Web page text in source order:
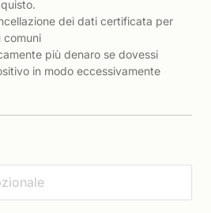
dei dati certificata per
comuni
più denaro se dovessi
in modo eccessivamente